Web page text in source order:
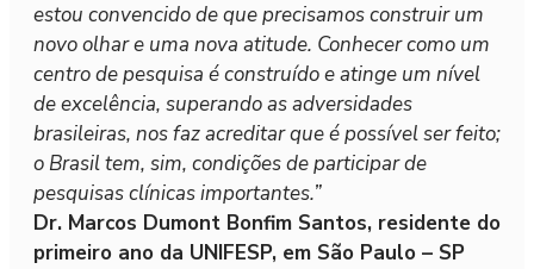
estou convencido de que precisamos construir um
novo olhar e uma nova atitude. Conhecer como um
centro de pesquisa é construído e atinge um nível
de excelência, superando as adversidades
brasileiras, nos faz acreditar que é possível ser feito;
o Brasil tem, sim, condições de participar de
pesquisas clínicas importantes.”
Dr. Marcos Dumont Bonfim Santos, residente do
primeiro ano da UNIFESP, em São Paulo – SP